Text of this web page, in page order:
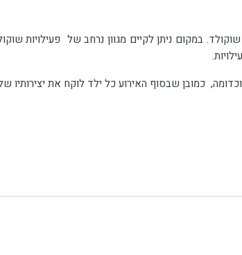
ומה ילדים אוהבים יותר משוקולד? במושב עין ורד שבשרון קיים מקום המכיל את כל האהבה לשוקולד והוא נקרא שרינה שוקולד. במקום ניתן לקיים מגוון נרחב
מה בפעילות המתוקה שלנו? הילדים יוצרים ציורים משוקולד, טראפלס משוקולד, שוקולדים על מקל, זרים מפרחי שוקולד וכדומה, כמובן שבסוף האירוע כל ילד לוקח